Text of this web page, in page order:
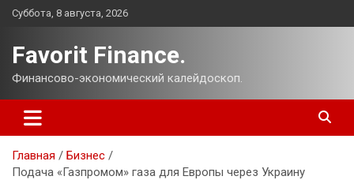
Перейти
Суббота, 8 августа, 2026
Favorit Finance.
Финансово-экономический калейдоскоп.
Главная
Бизнес
Подача «Газпромом» газа для Европы через Украину